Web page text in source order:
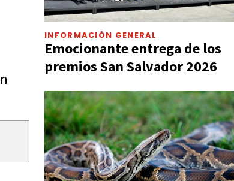
INFORMACIÓN GENERAL
Emocionante entrega de los
premios San Salvador 2026